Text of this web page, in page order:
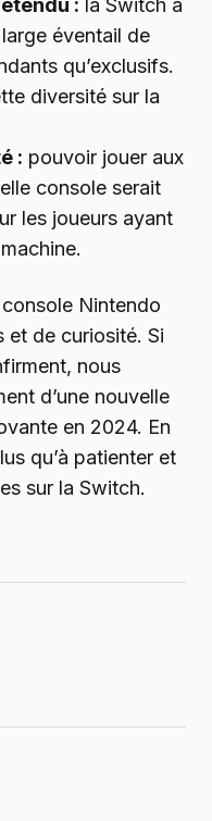
: la Switch a
éventail de
qu’exclusifs.
diversité sur la
: pouvoir jouer aux
console serait
les joueurs ayant
Nintendo
et de curiosité. Si
nous
d’une nouvelle
en 2024. En
qu’à patienter et
sur la Switch.